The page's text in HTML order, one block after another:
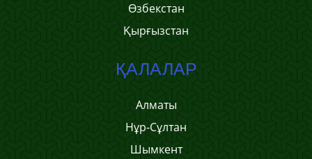
Өзбекстан
Қырғызстан
ҚАЛАЛАР
Алматы
Нұр-Сұлтан
Шымкент